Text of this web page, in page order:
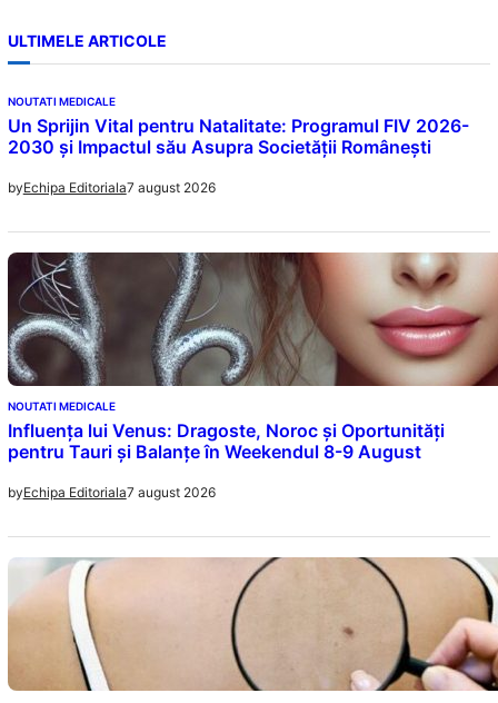
ULTIMELE ARTICOLE
NOUTATI MEDICALE
Un Sprijin Vital pentru Natalitate: Programul FIV 2026-
2030 și Impactul său Asupra Societății Românești
byEchipa Editoriala7 august 2026
NOUTATI MEDICALE
Influența lui Venus: Dragoste, Noroc și Oportunități
pentru Tauri și Balanțe în Weekendul 8-9 August
byEchipa Editoriala7 august 2026